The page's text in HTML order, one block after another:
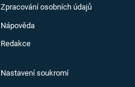
Zpracování osobních údajů
Nápověda
Redakce
Nastavení soukromí